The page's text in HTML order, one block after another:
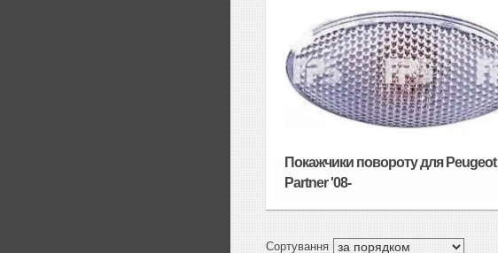
Покажчики повороту для Peugeot
Partner '08-